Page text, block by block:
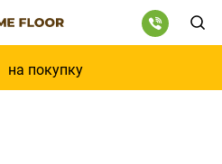
на покупку